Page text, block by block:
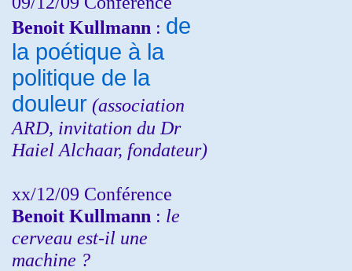
Benoit Kullmann : de
la poétique à la
politique de la
douleur (association
ARD, invitation du Dr
Haiel Alchaar, fondateur)
xx/12/09 Conférence
Benoit Kullmann : le
cerveau est-il une
machine ?